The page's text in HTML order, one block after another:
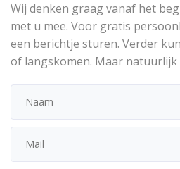
Wij denken graag vanaf het
met u mee. Voor gratis
een berichtje sturen. Verder
of langskomen. Maar natuurlijk